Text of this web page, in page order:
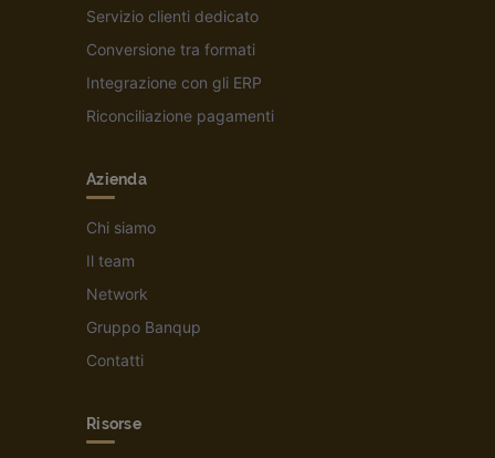
Servizio clienti dedicato
Conversione tra formati
Integrazione con gli ERP
Riconciliazione pagamenti
Azienda
Chi siamo
Il team
Network
Gruppo Banqup
Contatti
Risorse